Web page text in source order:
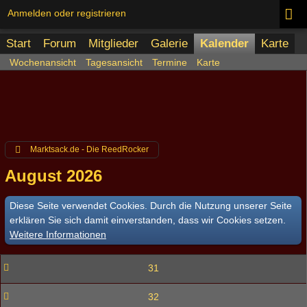
Anmelden oder registrieren
Start Forum Mitglieder Galerie Kalender Karte
Wochenansicht Tagesansicht Termine Karte
Marktsack.de - Die ReedRocker
August 2026
Diese Seite verwendet Cookies. Durch die Nutzung unserer Seite
erklären Sie sich damit einverstanden, dass wir Cookies setzen.
Weitere Informationen
31
32